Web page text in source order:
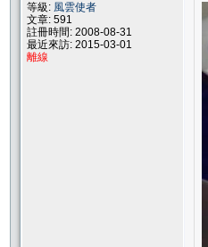
等級: 風雲使者
文章: 591
註冊時間: 2008-08-31
最近來訪: 2015-03-01
離線